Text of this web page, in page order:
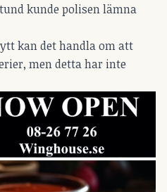
kunde polisen lämna
kan det handla om att
men detta har inte